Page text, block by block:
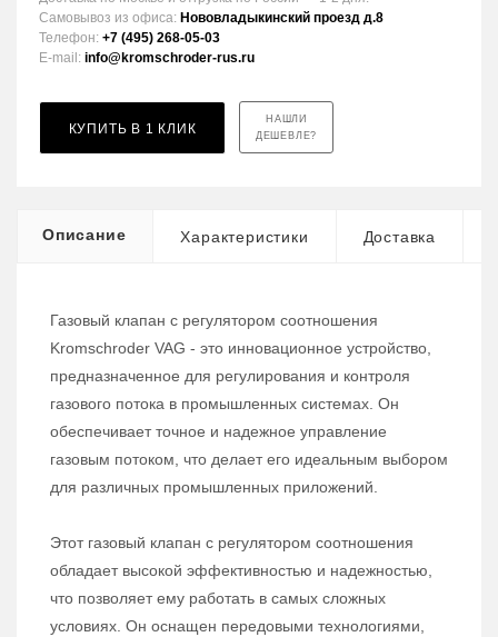
Самовывоз из офиса: Нововладыкинский проезд д.8
Телефон: +7 (495) 268-05-03
E-mail: info@kromschroder-rus.ru
КУПИТЬ В 1 КЛИК
НАШЛИ
ДЕШЕВЛЕ?
Описание Характеристики Доставка
Газовый клапан с регулятором соотношения
Kromschroder VAG - это инновационное устройство,
предназначенное для регулирования и контроля
газового потока в промышленных системах. Он
обеспечивает точное и надежное управление
газовым потоком, что делает его идеальным выбором
для различных промышленных приложений.
Этот газовый клапан с регулятором соотношения
обладает высокой эффективностью и надежностью,
что позволяет ему работать в самых сложных
условиях. Он оснащен передовыми технологиями,